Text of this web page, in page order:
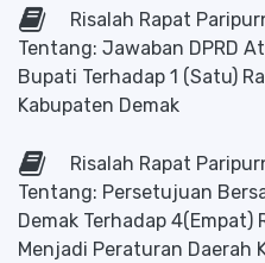
Risalah Rapat
Tentang: Jawaban DPRD
Bupati Terhadap 1 (Satu)
Kabupaten Demak
Risalah Rapat
Tentang: Persetujuan
Demak Terhadap
Menjadi Peraturan Daerah